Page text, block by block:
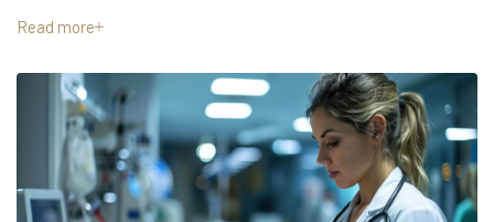
Read more